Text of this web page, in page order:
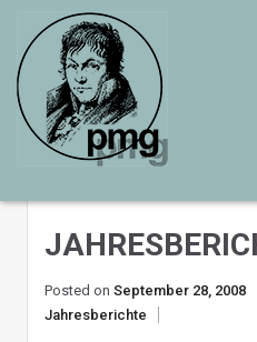
content
Posted on September 28, 2008
Jahresberichte